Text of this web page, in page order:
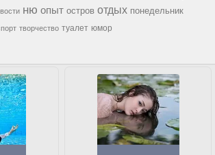
ню опыт остров отдых понедельник
творчество туалет юмор